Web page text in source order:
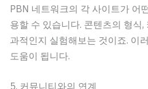
PBN 네트워크의 각 사이트가 어
용할 수 있습니다. 콘텐츠의 형식
과적인지 실험해보는 것이죠. 이
도움이 됩니다.
5. 커뮤니티와의 연계